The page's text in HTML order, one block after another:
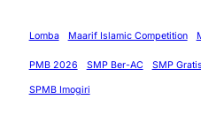
Lomba Maarif Islamic Competition
PMB 2026 SMP Ber-AC SMP
SPMB Imogiri